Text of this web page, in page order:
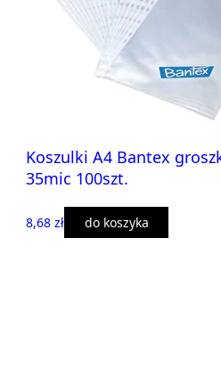
Koszulki A4 Bantex
35mic 100szt.
8,68 zł do koszyka